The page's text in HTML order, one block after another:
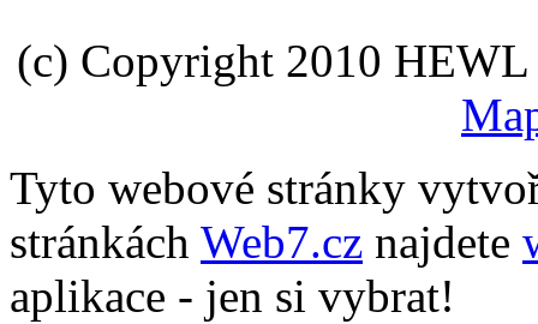
(c) Copyright 2010 HEWL
Tyto webové stránky
stránkách Web7.cz najdete
aplikace - jen si vybrat!